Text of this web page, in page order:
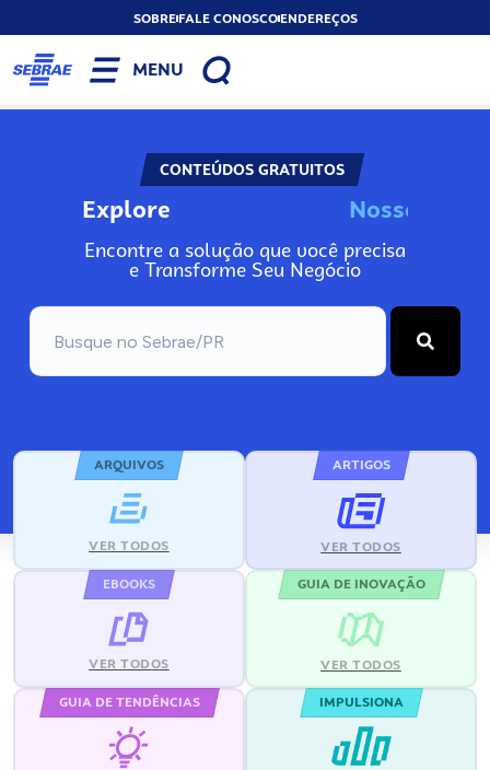
SOBREFALE CONOSCOENDEREÇOS
MENU
CONTEÚDOS GRATUITOS
Explore Noss
Encontre a solução que você precisa
e Transforme Seu Negócio
ARQUIVOS
VER TODOS
ARTIGOS
VER TODOS
EBOOKS
VER TODOS
GUIA DE INOVAÇÃO
VER TODOS
GUIA DE TENDÊNCIAS IMPULSIONA